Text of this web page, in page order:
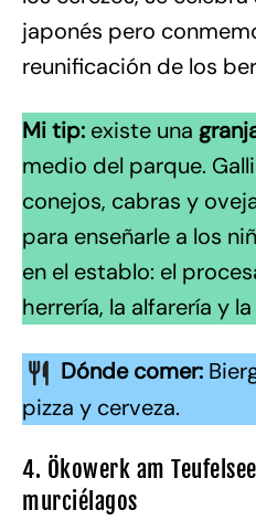
japonés pero
reunificación de los
Mi tip: existe una
medio del parque.
conejos, cabras y
para enseñarle a los
en el establo: el
herrería, la alfarería y
Dónde comer:
pizza y cerveza.
4. Ökowerk am
murciélagos